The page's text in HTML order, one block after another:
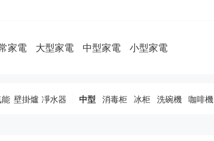
家電 大型家電 中型家電 小型家電
壁掛爐 凈水器 中型 消毒柜 冰柜 洗碗機 咖啡機